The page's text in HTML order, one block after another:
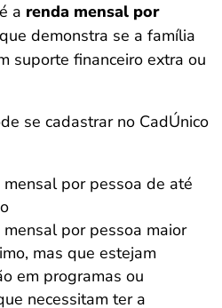
a renda mensal por
demonstra se a família
suporte financeiro extra ou
se cadastrar no CadÚnico
mensal por pessoa de até
por pessoa maior
mas que estejam
em programas ou
necessitam ter a